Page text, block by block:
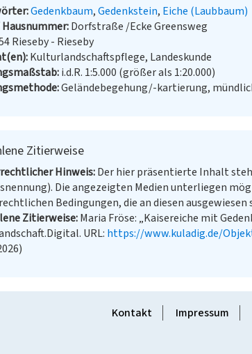
Gedenkbaum Gedenkstein Eiche (Laubbaum)
Dorfstraße /Ecke Greensweg
Rieseby - Rieseby
Kulturlandschaftspflege, Landeskunde
i.d.R. 1:5.000 (größer als 1:20.000)
Geländebegehung/-kartierung,
Zitierweise
Hinweis Der hier präsentierte Inhalt
Die angezeigten Medien unterliegen
Bedingungen, die an diesen ausgewiesen
Zitierweise Maria Fröse: „Kaisereiche mit
URL: https://www.kuladig.de/
Kontakt Impressum